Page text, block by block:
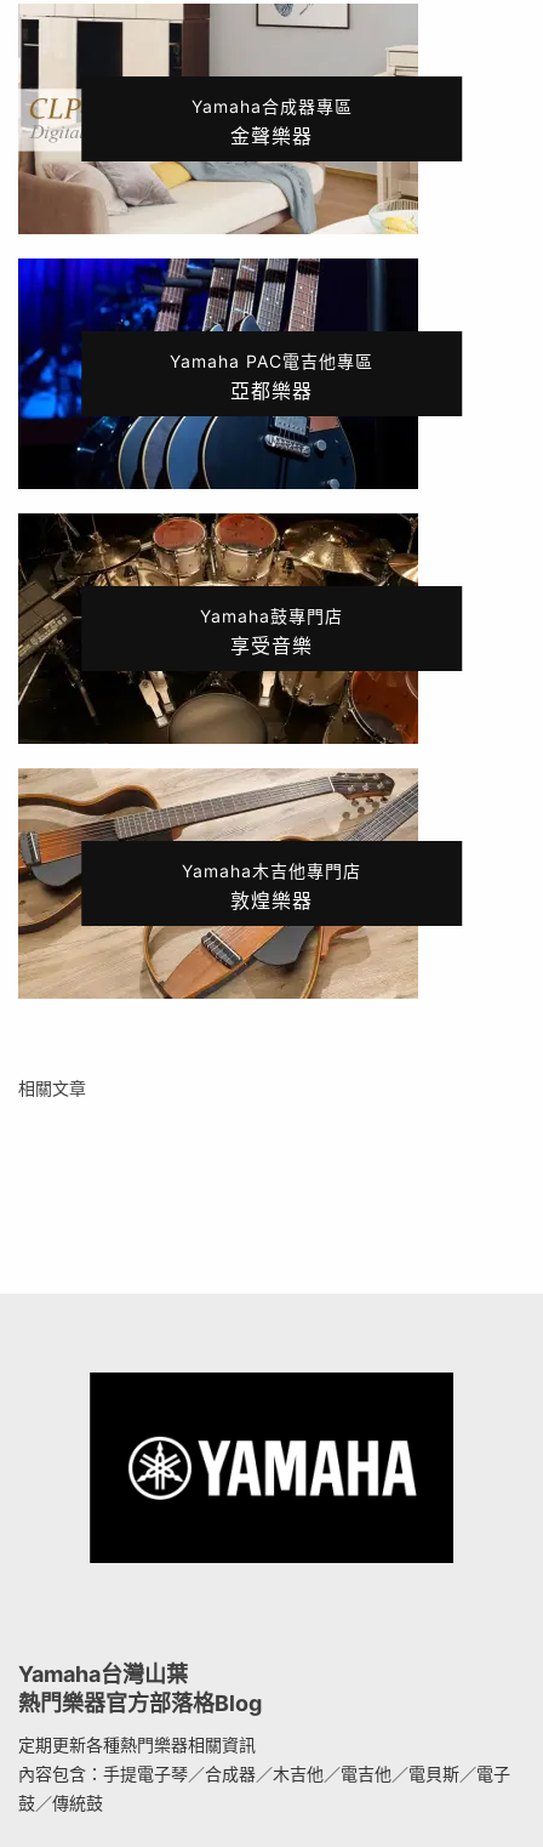
Yamaha合成器專區
金聲樂器
Yamaha PAC電吉他專區
亞都樂器
Yamaha鼓專門店
享受音樂
Yamaha木吉他專門店
敦煌樂器
相關文章
Yamaha台灣山葉
熱門樂器官方部落格Blog
定期更新各種熱門樂器相關資訊
內容包含：手提電子琴／合成器／木吉他／電吉他／電貝斯／電子
鼓／傳統鼓